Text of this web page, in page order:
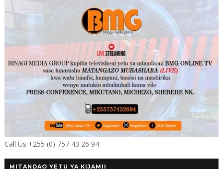
Call Us +255 (0) 757 43 26 94
MITANDAO YETU YA KIJAMII